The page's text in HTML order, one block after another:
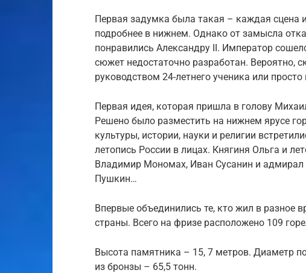
Первая задумка была такая – каждая сцена
подробнее в нижнем. Однако от замысла
понравились Александру II. Император
сюжет недостаточно разработан. Вероятно,
руководством 24-летнего ученика или
Первая идея, которая пришла в голову
Решено было разместить на нижнем ярусе
культуры, истории, науки и религии
летопись России в лицах. Княгиня Ольга и
Владимир Мономах, Иван Сусанин и
Пушкин…
Впервые объединились те, кто жил в разное
страны. Всего на фризе расположено 109
Высота памятника – 15, 7 метров. Диаметр
из бронзы – 65,5 тонн.